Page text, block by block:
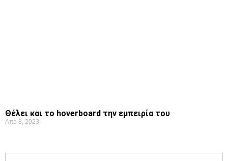
Θέλει και το hoverboard την εμπειρία του
Απρ 8, 2023